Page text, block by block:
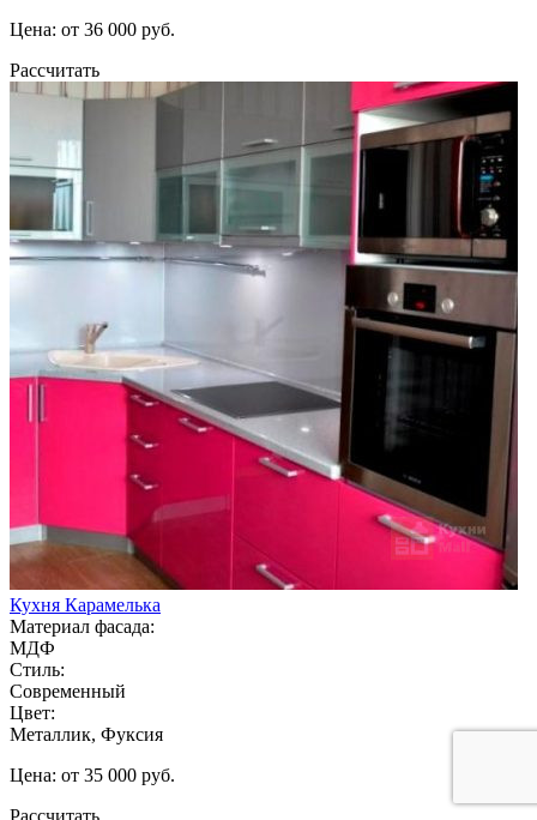
Цена: от 36 000 руб.
Рассчитать
Кухня Карамелька
Материал фасада:
МДФ
Стиль:
Современный
Цвет:
Металлик, Фуксия
Цена: от 35 000 руб.
Рассчитать